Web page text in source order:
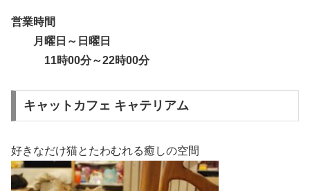
営業時間
月曜日～日曜日
11時00分～22時00分
キャットカフェ キャテリアム
好きなだけ猫とたわむれる癒しの空間